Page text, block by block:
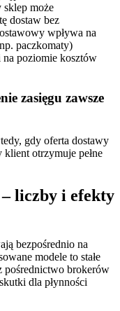
sklep może
dostaw bez
wpływa na
paczkomaty)
poziomie kosztów
zasięgu zawsze
gdy oferta dostawy
otrzymuje pełne
liczby i efekty
bezpośrednio na
modele to stałe
pośrednictwo brokerów
dla płynności